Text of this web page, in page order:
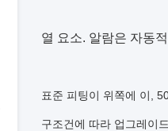
열 요소. 알람은 자동
표준 피팅이 위쪽에 이,
구조건에 따라 업그레이